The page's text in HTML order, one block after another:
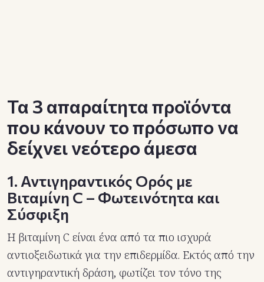
Τα 3 απαραίτητα προϊόντα
που κάνουν το πρόσωπο να
δείχνει νεότερο άμεσα
1. Αντιγηραντικός Ορός με
Βιταμίνη C – Φωτεινότητα και
Σύσφιξη
Η βιταμίνη C είναι ένα από τα πιο ισχυρά
αντιοξειδωτικά για την επιδερμίδα. Εκτός από την
αντιγηραντική δράση, φωτίζει τον τόνο της